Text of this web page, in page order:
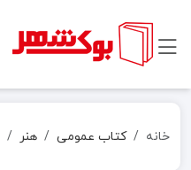
خانه کتاب عمومی هنر